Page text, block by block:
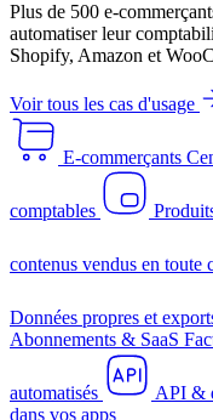
Plus de 500 e-
automatiser leur
Shopify, Amazon et
Voir tous les cas d'usage
E-commerçants
comptables
contenus vendus en toute
Données propres et
Abonnements & SaaS
automatisés API &
dans vos apps